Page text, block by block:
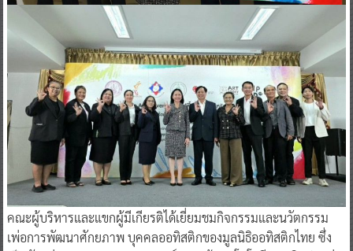
คณะผู้บริหารและแขกผู้มีเกียรติได้เยี่ยมชมกิจกรรมและนวัตกรรม
เพ่อการพัฒนาศักยภาพ บุคคลออทิสติกของมูลนิธิออทิสติกไทย ซึ่ง
เป็นตัวอย่างของการบูรณาการองค์ความรู้ เทคโนโลยี และศิลปะ เพ่อ
ยกระดับคุณภาพชีวิตของบุคคลออทิสติกและครอบครัวอย่างเป็น รูป